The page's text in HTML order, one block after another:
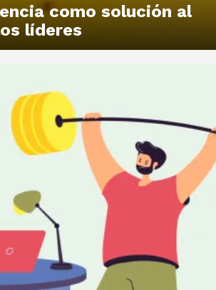
como solución al
líderes